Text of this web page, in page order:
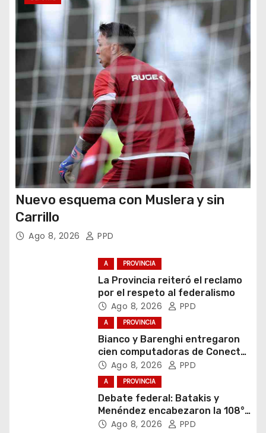
r
a
d
a
s
Nuevo esquema con Muslera y sin
Carrillo
Ago 8, 2026 PPD
A PROVINCIA
La Provincia reiteró el reclamo
por el respeto al federalismo
Ago 8, 2026 PPD
A PROVINCIA
Bianco y Barenghi entregaron
cien computadoras de Conectar
Igualdad Bonaerense
Ago 8, 2026 PPD
A PROVINCIA
Debate federal: Batakis y
Menéndez encabezaron la 108°
Asamblea del CNV
Ago 8, 2026 PPD